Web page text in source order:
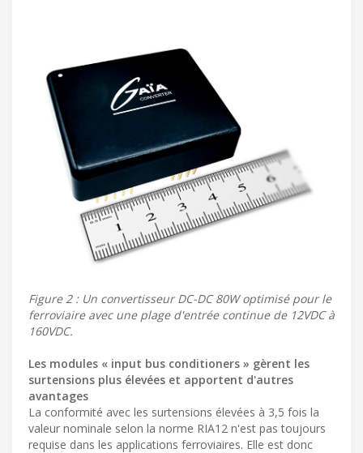
Figure 2 : Un convertisseur DC-DC 80W optimisé pour le
ferroviaire avec une plage d'entrée continue de 12VDC à
160VDC.
Les modules « input bus conditioners » gèrent les
surtensions plus élevées et apportent d'autres
avantages
La conformité avec les surtensions élevées à 3,5 fois la
valeur nominale selon la norme RIA12 n'est pas toujours
requise dans les applications ferroviaires. Elle est donc